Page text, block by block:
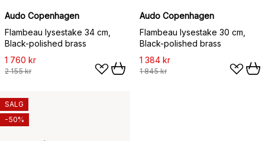
Audo Copenhagen
Flambeau lysestake 34 cm,
Black-polished brass
1 760 kr
2 155 kr
Audo Copenhagen
Flambeau lysestake 30 cm,
Black-polished brass
1 384 kr
1 845 kr
SALG
-50%